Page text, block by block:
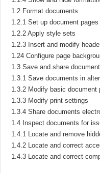
1.2 Format documents
1.2.1 Set up document pages
1.2.2 Apply style sets
1.2.3 Insert and modify
1.24 Configure page
1.3 Save and share
1.3.1 Save documents in
1.3.2 Modify basic document
1.3.3 Modify print settings
1.3.4 Share documents
1.4 Inspect documents for
1.4.1 Locate and remove
1.4.2 Locate and correct
1.4.3 Locate and correct